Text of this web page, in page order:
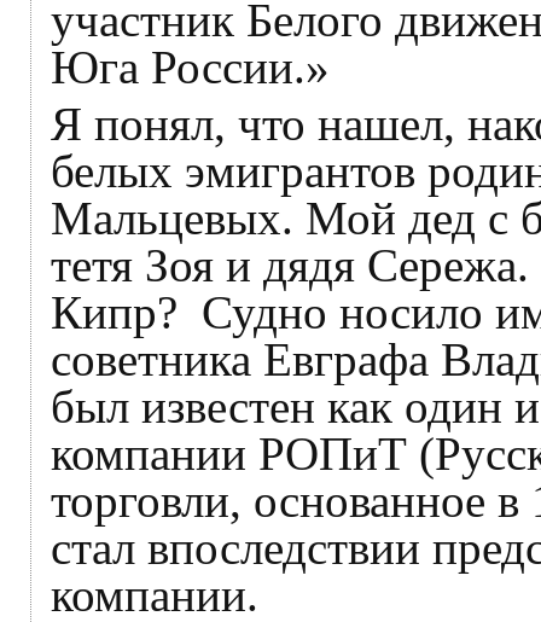
участник Белого
Юга России.»
Я понял, что нашел,
белых эмигрантов
Мальцевых. Мой дед с
тетя Зоя и дядя
Кипр? Судно носило
советника Евграфа
был известен как один
компании РОПиТ
торговли, основанное
стал впоследствии
компании.